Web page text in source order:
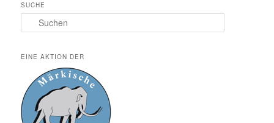
SUCHE
Suchen
EINE AKTION DER